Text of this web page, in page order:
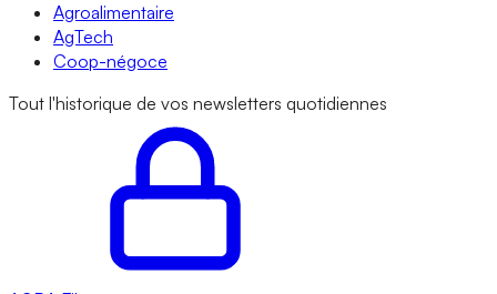
Agroalimentaire
AgTech
Coop-négoce
Tout l'historique de vos newsletters quotidiennes